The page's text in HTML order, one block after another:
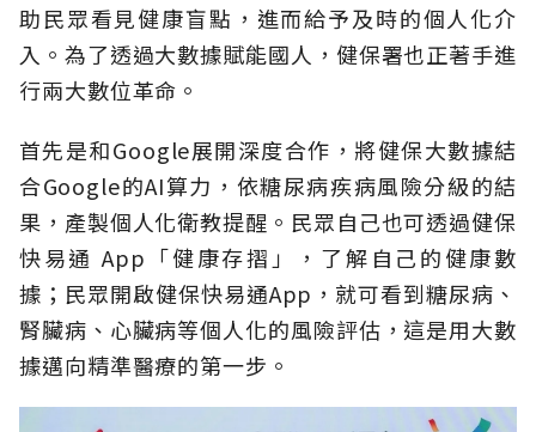
助民眾看見健康盲點，進而給予及時的個人化介
入。為了透過大數據賦能國人，健保署也正著手進
行兩大數位革命。
首先是和Google展開深度合作，將健保大數據結
合Google的AI算力，依糖尿病疾病風險分級的結
果，產製個人化衛教提醒。民眾自己也可透過健保
快易通 App「健康存摺」，了解自己的健康數
據；民眾開啟健保快易通App，就可看到糖尿病、
腎臟病、心臟病等個人化的風險評估，這是用大數
據邁向精準醫療的第一步。